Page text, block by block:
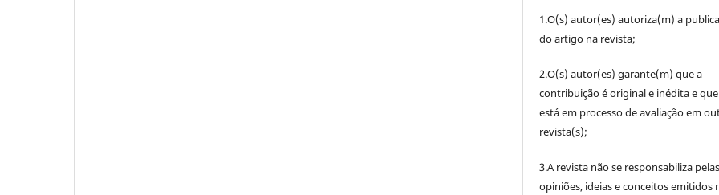
1.O(s) autor(es) autoriza(m) a
do artigo na revista;
2.O(s) autor(es) garante(m) que a
contribuição é original e inédita e
está em processo de avaliação em
revista(s);
3.A revista não se responsabiliza pelas
opiniões, ideias e conceitos emitidos